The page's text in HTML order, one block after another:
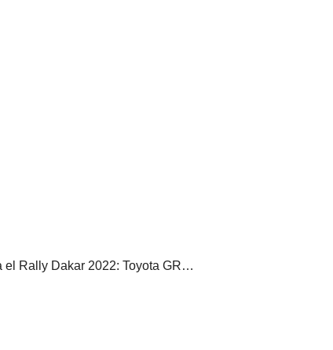
el Rally Dakar 2022: Toyota GR…